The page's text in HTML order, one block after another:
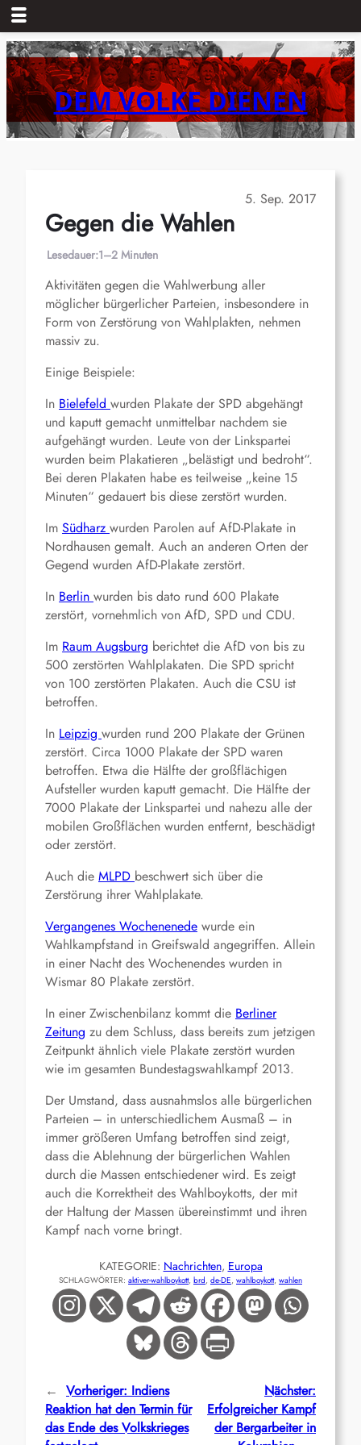
Zum
Inhalt
springenDEM VOLKE DIENEN
5. Sep. 2017
Gegen die Wahlen
Lesedauer:1–2 Minuten
Aktivitäten gegen die Wahlwerbung aller
möglicher bürgerlicher Parteien, insbesondere in
Form von Zerstörung von Wahlplakten, nehmen
massiv zu.
Einige Beispiele:
In Bielefeld wurden Plakate der SPD abgehängt
und kaputt gemacht unmittelbar nachdem sie
aufgehängt wurden. Leute von der Linkspartei
wurden beim Plakatieren „belästigt und bedroht“.
Bei deren Plakaten habe es teilweise „keine 15
Minuten“ gedauert bis diese zerstört wurden.
Im Südharz wurden Parolen auf AfD-Plakate in
Nordhausen gemalt. Auch an anderen Orten der
Gegend wurden AfD-Plakate zerstört.
In Berlin wurden bis dato rund 600 Plakate
zerstört, vornehmlich von AfD, SPD und CDU.
Im Raum Augsburg berichtet die AfD von bis zu
500 zerstörten Wahlplakaten. Die SPD spricht
von 100 zerstörten Plakaten. Auch die CSU ist
betroffen.
In Leipzig wurden rund 200 Plakate der Grünen
zerstört. Circa 1000 Plakate der SPD waren
betroffen. Etwa die Hälfte der großflächigen
Aufsteller wurden kaputt gemacht. Die Hälfte der
7000 Plakate der Linkspartei und nahezu alle der
mobilen Großflächen wurden entfernt, beschädigt
oder zerstört.
Auch die MLPD beschwert sich über die
Zerstörung ihrer Wahlplakate.
Vergangenes Wochenenede wurde ein
Wahlkampfstand in Greifswald angegriffen. Allein
in einer Nacht des Wochenendes wurden in
Wismar 80 Plakate zerstört.
In einer Zwischenbilanz kommt die Berliner
Zeitung zu dem Schluss, dass bereits zum jetzigen
Zeitpunkt ähnlich viele Plakate zerstört wurden
wie im gesamten Bundestagswahlkampf 2013.
Der Umstand, dass ausnahmslos alle bürgerlichen
Parteien – in unterschiedlichem Ausmaß – in
immer größeren Umfang betroffen sind zeigt,
dass die Ablehnung der bürgerlichen Wahlen
durch die Massen entschiedener wird. Es zeigt
auch die Korrektheit des Wahlboykotts, der mit
der Haltung der Massen übereinstimmt und ihren
Kampf nach vorne bringt.
KATEGORIE: Nachrichten, Europa
SCHLAGWÖRTER: aktiver-wahlboykott, brd, de-DE, wahlboykott, wahlen
← Vorheriger: Indiens
Reaktion hat den Termin für
das Ende des Volkskrieges
Nächster:
Erfolgreicher Kampf
der Bergarbeiter in